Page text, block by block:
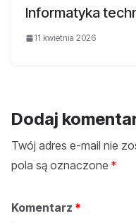
Informatyka
11 kwietnia 2026
Dodaj
Twój adres e-mail nie
pola są oznaczone *
Komentarz *